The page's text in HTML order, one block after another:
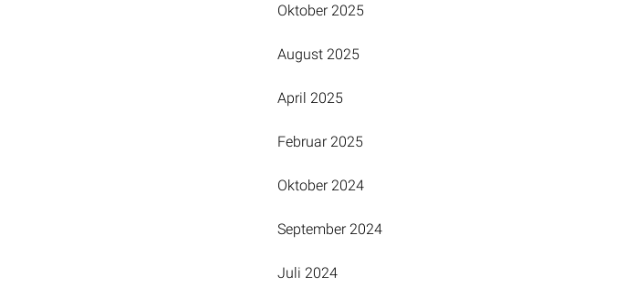
Oktober 2025
August 2025
April 2025
Februar 2025
Oktober 2024
September 2024
Juli 2024